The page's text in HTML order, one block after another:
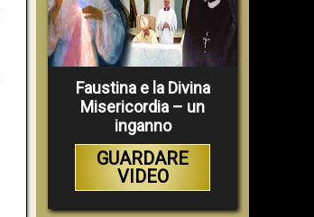
Faustina e la Divina
Misericordia – un
inganno
GUARDARE
VIDEO